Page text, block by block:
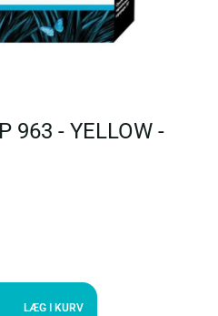
963 - YELLOW -
LÆG I KURV